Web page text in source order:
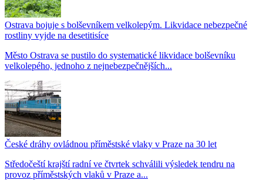
Ostrava bojuje s bolševníkem velkolepým. Likvidace nebezpečné
rostliny vyjde na desetitisíce
Město Ostrava se pustilo do systematické likvidace bolševníku
velkolepého, jednoho z nejnebezpečnějších...
České dráhy ovládnou příměstské vlaky v Praze na 30 let
Středočeští krajští radní ve čtvrtek schválili výsledek tendru na
provoz příměstských vlaků v Praze a...